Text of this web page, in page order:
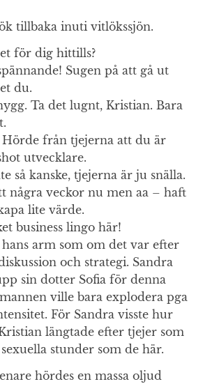
tillbaka inuti vitlökssjön.
för dig hittills?
Sugen på att gå ut
du.
Ta det lugnt, Kristian. Bara
Hörde från tjejerna att du är
utvecklare.
så kanske, tjejerna är ju snälla.
några veckor nu men aa – haft
lite värde.
business lingo här!
arm som om det var efter
och strategi. Sandra
sin dotter Sofia för denna
ville bara explodera pga
För Sandra visste hur
längtade efter tjejer som
stunder som de här.
hördes en massa oljud